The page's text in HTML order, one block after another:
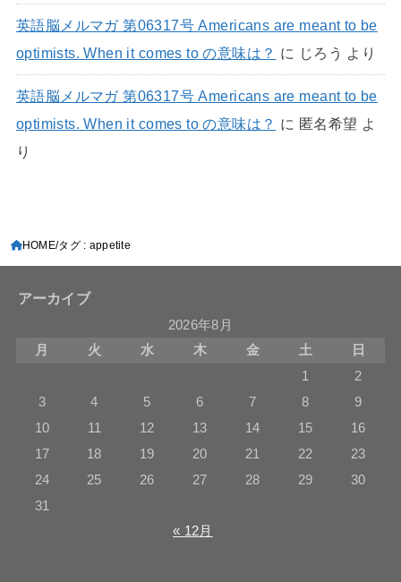
英語脳メルマガ 第06317号 Americans are meant to be
optimists. When it comes to の意味は？ に じろう より
英語脳メルマガ 第06317号 Americans are meant to be
optimists. When it comes to の意味は？ に 匿名希望 よ
り
HOME タグ : appetite
アーカイブ
2026年8月
月
火 水 木 金 土
日
1
2
3
4 5 6 7 8
9
10
11 12 13 14 15
16
17
18 19 20 21 22
23
24
25 26 27 28 29
30
31
« 12月